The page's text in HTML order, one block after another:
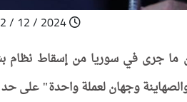
ما جرى في سوريا من إسقاط نظام
وجهان لعملة واحدة" على